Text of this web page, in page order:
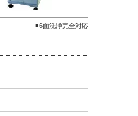
■6面洗浄完全対応